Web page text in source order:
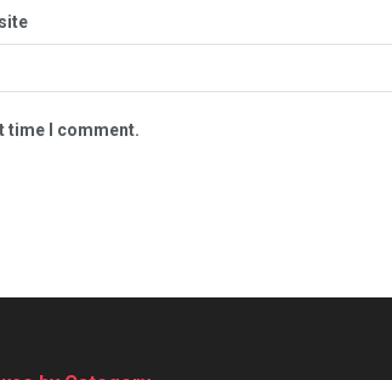
time I comment.